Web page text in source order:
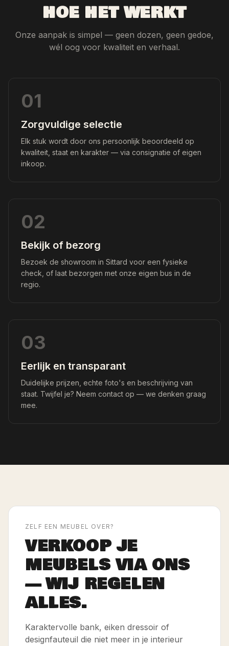
HOE HET WERKT
Onze aanpak is simpel — geen dozen, geen gedoe,
wél oog voor kwaliteit en verhaal.
01
Zorgvuldige selectie
Elk stuk wordt door ons persoonlijk beoordeeld op
kwaliteit, staat en karakter — via consignatie of eigen
inkoop.
02
Bekijk of bezorg
Bezoek de showroom in Sittard voor een fysieke
check, of laat bezorgen met onze eigen bus in de
regio.
03
Eerlijk en transparant
Duidelijke prijzen, echte foto's en beschrijving van
staat. Twijfel je? Neem contact op — we denken graag
mee.
ZELF EEN MEUBEL OVER?
VERKOOP JE
MEUBELS VIA ONS
— WIJ REGELEN
ALLES.
Karaktervolle bank, eiken dressoir of
designfauteuil die niet meer in je interieur